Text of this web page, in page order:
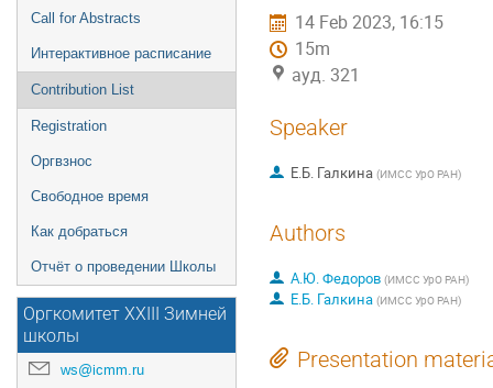
Call for Abstracts
Интерактивное расписание
Contribution List
Registration
Оргвзнос
Свободное время
Как добраться
Отчёт о проведении Школы
Оргкомитет XXIII Зимней
школы
ws@icmm.ru
14 Feb 2023, 16:15
15m
ауд. 321
Speaker
Е.Б. Галкина (ИМСС УрО РАН)
Authors
А.Ю. Федоров (ИМСС УрО РАН)
Е.Б. Галкина (ИМСС УрО РАН)
Presentation